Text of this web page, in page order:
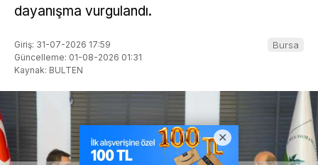
dayanışma vurgulandı.
Giriş: 31-07-2026 17:59
Güncelleme: 01-08-2026 01:31
Kaynak: BULTEN
Bursa